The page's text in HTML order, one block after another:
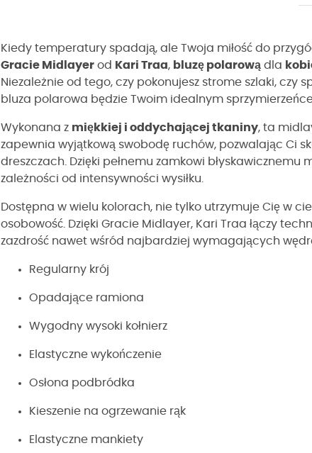
Kiedy temperatury spadają, ale Twoja miłość do
Gracie Midlayer od Kari Traa, bluzę polarową dla
Niezależnie od tego, czy pokonujesz strome szlaki, czy
bluza polarowa będzie Twoim idealnym
Wykonana z miękkiej i oddychającej tkaniny, ta
zapewnia wyjątkową swobodę ruchów, pozwalając Ci
dreszczach. Dzięki pełnemu zamkowi
zależności od intensywności wysiłku.
Dostępna w wielu kolorach, nie tylko utrzymuje Cię w
osobowość. Dzięki Gracie Midlayer, Kari Traa łączy
zazdrość nawet wśród najbardziej wymagających
Regularny krój
Opadające ramiona
Wygodny wysoki kołnierz
Elastyczne wykończenie
Osłona podbródka
Kieszenie na ogrzewanie rąk
Elastyczne mankiety